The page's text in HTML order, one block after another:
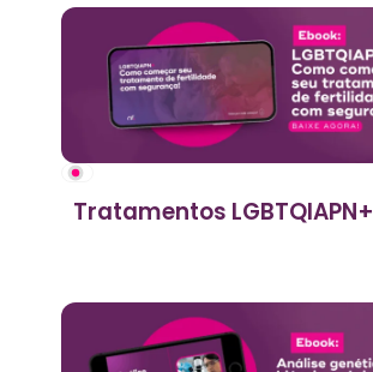
Tratamentos LGBTQIAPN+